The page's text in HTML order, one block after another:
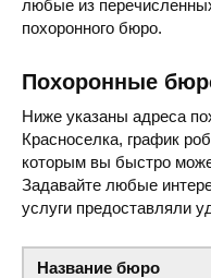
любые из
похоронного бюро.
Похоронные
Ниже указаны адреса
Красноселка, график
которым вы быстро
Задавайте любые
услуги предоставляли
Название бюро